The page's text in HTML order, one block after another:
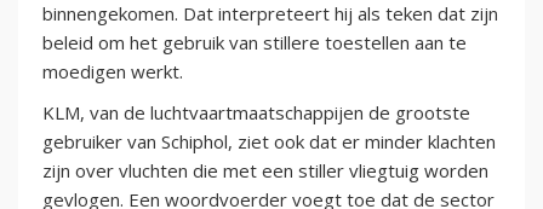
binnengekomen. Dat interpreteert hij als teken dat zijn
beleid om het gebruik van stillere toestellen aan te
moedigen werkt.
KLM, van de luchtvaartmaatschappijen de grootste
gebruiker van Schiphol, ziet ook dat er minder klachten
zijn over vluchten die met een stiller vliegtuig worden
gevlogen. Een woordvoerder voegt toe dat de sector